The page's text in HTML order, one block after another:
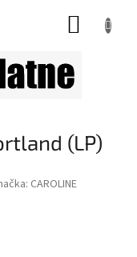
(LP)
CAROLINE